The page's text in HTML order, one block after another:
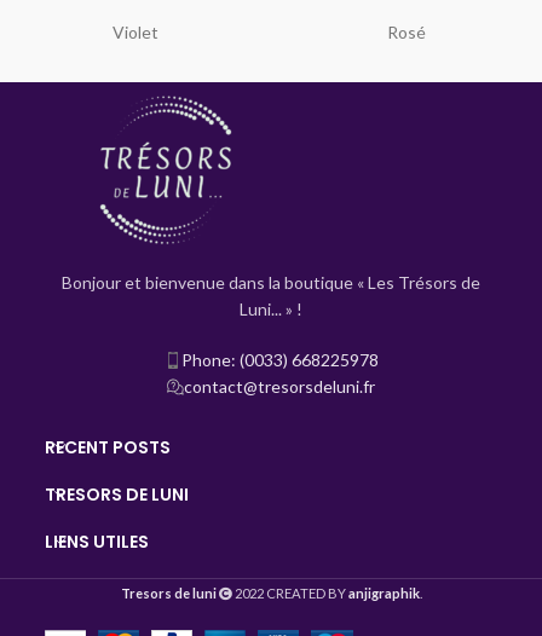
Violet Rosé
Bonjour et bienvenue dans la boutique « Les Trésors de
Luni... » !
Phone: (0033) 668225978
contact@tresorsdeluni.fr
RECENT POSTS
TRESORS DE LUNI
LIENS UTILES
Tresors de luni 2022 CREATED BYanjigraphik.